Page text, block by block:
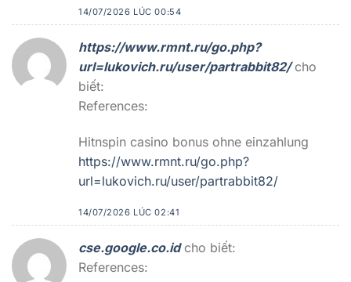
14/07/2026 LÚC 00:54
https://www.rmnt.ru/go.php?
url=lukovich.ru/user/partrabbit82/ cho
biết:
References:
Hitnspin casino bonus ohne einzahlung
https://www.rmnt.ru/go.php?
url=lukovich.ru/user/partrabbit82/
14/07/2026 LÚC 02:41
cse.google.co.id cho biết:
References: